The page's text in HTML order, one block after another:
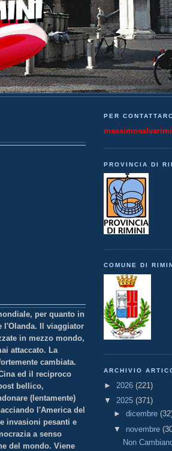
per quanto in
l'Olanda. Il viaggiator
in mezzo mondo,
attaccato. La
cambiata.
ed il reciproco
bellico,
(lentamente)
l'America del
invasioni pesanti e
a senso
del mondo. Viene
PER
PROVINCIA DI
COMUNE DI
ARCHIVIO
► 2026 (221)
▼ 2025 (371)
► dicembre
▼ novembre
Non